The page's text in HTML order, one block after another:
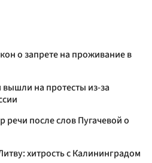
о запрете на проживание в
на протесты из-за
речи после слов Пугачевой о
хитрость с Калининградом